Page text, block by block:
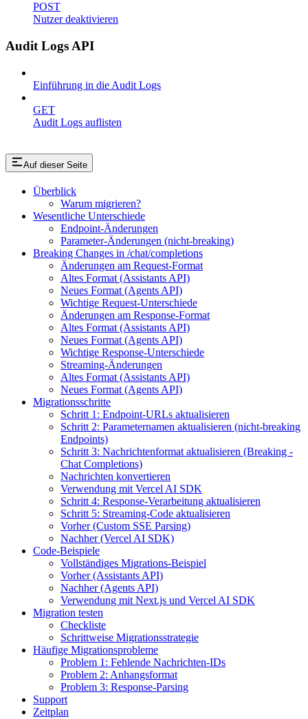
POST
Nutzer deaktivieren
Audit Logs API
Einführung in die Audit Logs
GET
Audit Logs auflisten
Auf dieser Seite
Überblick
Warum migrieren?
Wesentliche Unterschiede
Endpoint-Änderungen
Parameter-Änderungen (nicht-breaking)
Breaking Changes in /chat/completions
Änderungen am Request-Format
Altes Format (Assistants API)
Neues Format (Agents API)
Wichtige Request-Unterschiede
Änderungen am Response-Format
Altes Format (Assistants API)
Neues Format (Agents API)
Wichtige Response-Unterschiede
Streaming-Änderungen
Altes Format (Assistants API)
Neues Format (Agents API)
Migrationsschritte
Schritt 1: Endpoint-URLs aktualisieren
Schritt 2: Parameternamen aktualisieren (nicht-breaking
Endpoints)
Schritt 3: Nachrichtenformat aktualisieren (Breaking -
Chat Completions)
Nachrichten konvertieren
Verwendung mit Vercel AI SDK
Schritt 4: Response-Verarbeitung aktualisieren
Schritt 5: Streaming-Code aktualisieren
Vorher (Custom SSE Parsing)
Nachher (Vercel AI SDK)
Code-Beispiele
Vollständiges Migrations-Beispiel
Vorher (Assistants API)
Nachher (Agents API)
Verwendung mit Next.js und Vercel AI SDK
Migration testen
Checkliste
Schrittweise Migrationsstrategie
Häufige Migrationsprobleme
Problem 1: Fehlende Nachrichten-IDs
Problem 2: Anhangsformat
Problem 3: Response-Parsing
Support
Zeitplan